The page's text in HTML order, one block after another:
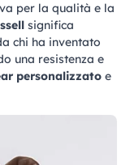
per la qualità e la
significa
chi ha inventato
una resistenza e
personalizzato e